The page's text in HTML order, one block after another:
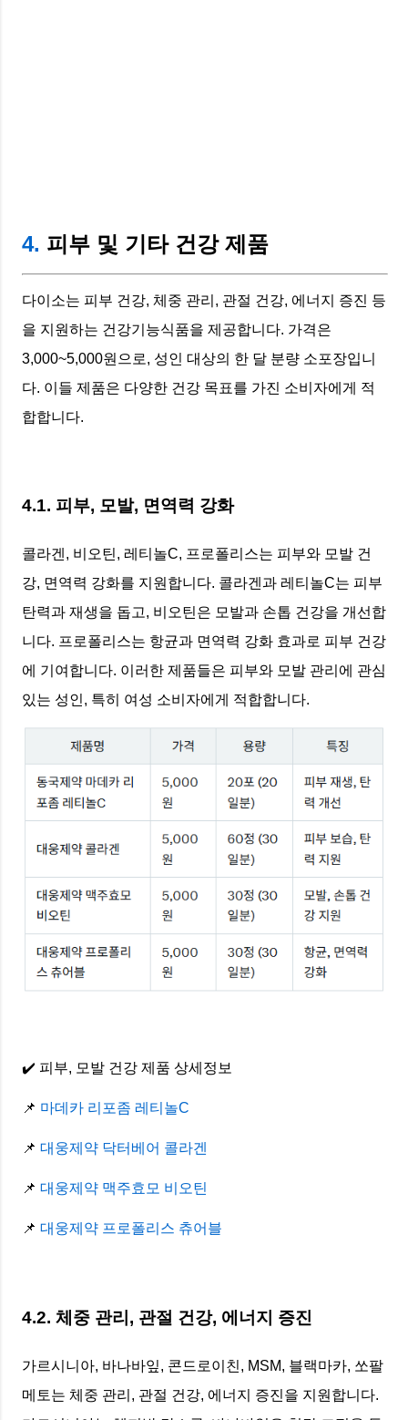
4. 피부 및 기타 건강 제품
다이소는 피부 건강, 체중 관리, 관절 건강, 에너지 증진 등
을 지원하는 건강기능식품을 제공합니다. 가격은
3,000~5,000원으로, 성인 대상의 한 달 분량 소포장입니
다. 이들 제품은 다양한 건강 목표를 가진 소비자에게 적
합합니다.
4.1. 피부, 모발, 면역력 강화
콜라겐, 비오틴, 레티놀C, 프로폴리스는 피부와 모발 건
강, 면역력 강화를 지원합니다. 콜라겐과 레티놀C는 피부
탄력과 재생을 돕고, 비오틴은 모발과 손톱 건강을 개선합
니다. 프로폴리스는 항균과 면역력 강화 효과로 피부 건강
에 기여합니다. 이러한 제품들은 피부와 모발 관리에 관심
있는 성인, 특히 여성 소비자에게 적합합니다.
✔️ 피부, 모발 건강 제품 상세정보
📌 마데카 리포좀 레티놀C
📌 대웅제약 닥터베어 콜라겐
📌 대웅제약 맥주효모 비오틴
📌 대웅제약 프로폴리스 츄어블
4.2. 체중 관리, 관절 건강, 에너지 증진
가르시니아, 바나바잎, 콘드로이친, MSM, 블랙마카, 쏘팔
메토는 체중 관리, 관절 건강, 에너지 증진을 지원합니다.